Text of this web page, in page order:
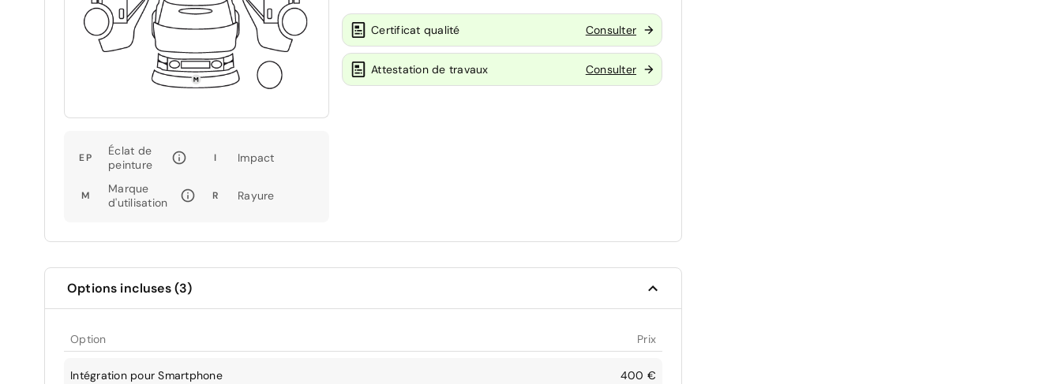
EP
Éclat de
peinture
I Impact
M
Marque
d'utilisation
R Rayure
Certificat qualité Consulter
Attestation de travaux Consulter
Options incluses (3)
Option Prix
Intégration pour Smartphone 400 €